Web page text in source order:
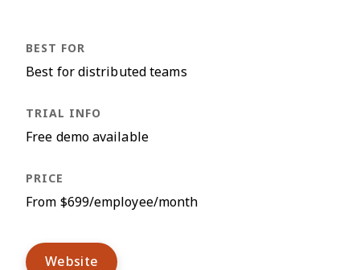
Best for distributed teams
Free demo available
From $699/employee/month
Website